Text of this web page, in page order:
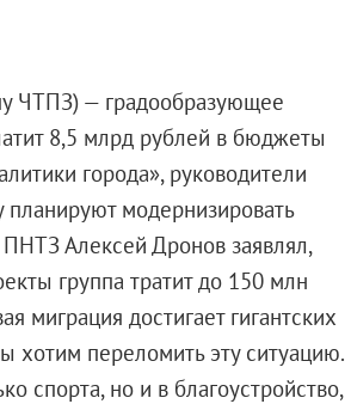
ЧТПЗ) — градообразующее
8,5 млрд рублей в бюджеты
города», руководители
планируют модернизировать
Алексей Дронов заявлял,
группа тратит до 150 млн
миграция достигает гигантских
хотим переломить эту ситуацию.
спорта, но и в благоустройство,